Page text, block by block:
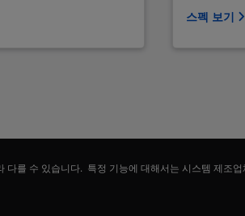
스펙 보기
를 수 있습니다. 특정 기능에 대해서는 시스템 제조